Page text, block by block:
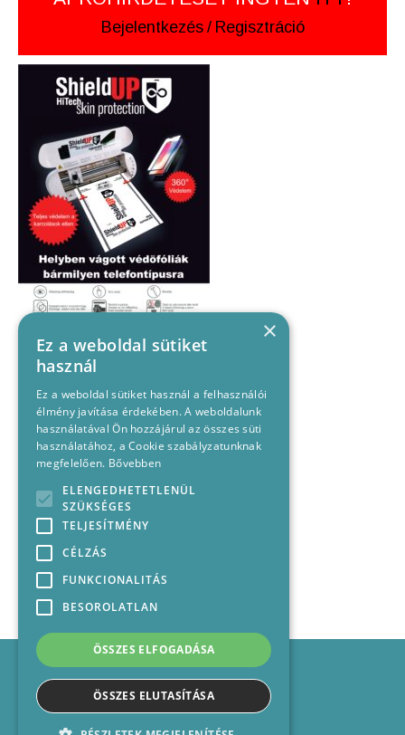
Bejelentkezés / Regisztráció
Impresszum
Médiajánlat
Felhasználási feltételek
×
Ez a weboldal sütiket
használ
Ez a weboldal sütiket használ a felhasználói
élmény javítása érdekében. A weboldalunk
használatával Ön hozzájárul az összes süti
használatához, a Cookie szabályzatunknak
megfelelően. Bővebben
ELENGEDHETETLENÜL
SZÜKSÉGES
TELJESÍTMÉNY
CÉLZÁS
FUNKCIONALITÁS
BESOROLATLAN
ÖSSZES ELFOGADÁSA
ÖSSZES ELUTASÍTÁSA